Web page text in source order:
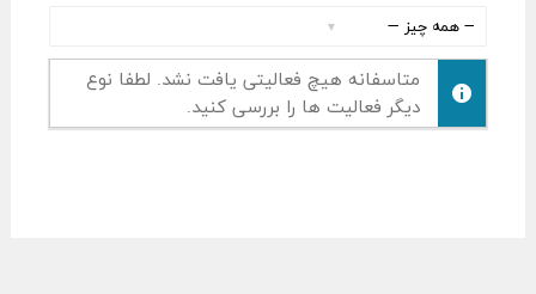
متاسفانه هیچ فعالیتی یافت نشد. لطفا نوع
دیگر فعالیت ها را بررسی کنید.